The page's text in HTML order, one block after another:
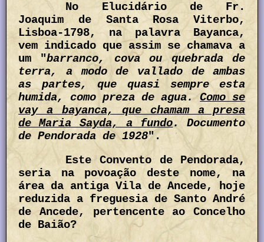
No Elucidário de Fr.
Joaquim de Santa Rosa Viterbo,
Lisboa-1798, na palavra Bayanca,
vem indicado que assim se chamava a
um "barranco, cova ou quebrada de
terra, a modo de vallado de ambas
as partes, que quasi sempre esta
humida, como preza de agua.Como se
vay a bayanca, que chamam a presa
de Maria Sayda, a fundo. Documento
de Pendorada de 1928".
Este Convento de Pendorada,
seria na povoação deste nome, na
área da antiga Vila de Ancede, hoje
reduzida a freguesia de Santo André
de Ancede, pertencente ao Concelho
de Baião?